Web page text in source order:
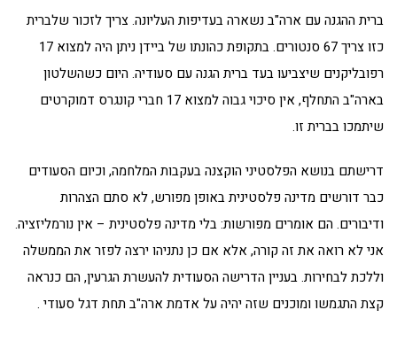
ברית ההגנה עם ארה"ב נשארה בעדיפות העליונה. צריך לזכור שלברית
כזו צריך 67 סנטורים. בתקופת כהונתו של ביידן ניתן היה למצוא 17
רפובליקנים שיצביעו בעד ברית הגנה עם סעודיה. היום כשהשלטון
בארה"ב התחלף, אין סיכוי גבוה למצוא 17 חברי קונגרס דמוקרטים
שיתמכו בברית זו.
דרישתם בנושא הפלסטיני הוקצנה בעקבות המלחמה, וכיום הסעודים
כבר דורשים מדינה פלסטינית באופן מפורש, לא סתם הצהרות
ודיבורים. הם אומרים מפורשות: בלי מדינה פלסטינית – אין נורמליזציה.
אני לא רואה את זה קורה, אלא אם כן נתניהו ירצה לפזר את הממשלה
וללכת לבחירות. בעניין הדרישה הסעודית להעשרת הגרעין, הם כנראה
קצת התגמשו ומוכנים שזה יהיה על אדמת ארה"ב תחת דגל סעודי .